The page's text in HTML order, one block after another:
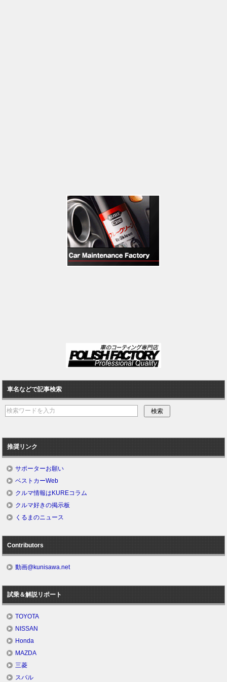
車名などで記事検索
推奨リンク
サポーターお願い
ベストカーWeb
クルマ情報はKUREコラム
クルマ好きの掲示板
くるまのニュース
Contributors
動画@kunisawa.net
試乗＆解説リポート
TOYOTA
NISSAN
Honda
MAZDA
三菱
スバル